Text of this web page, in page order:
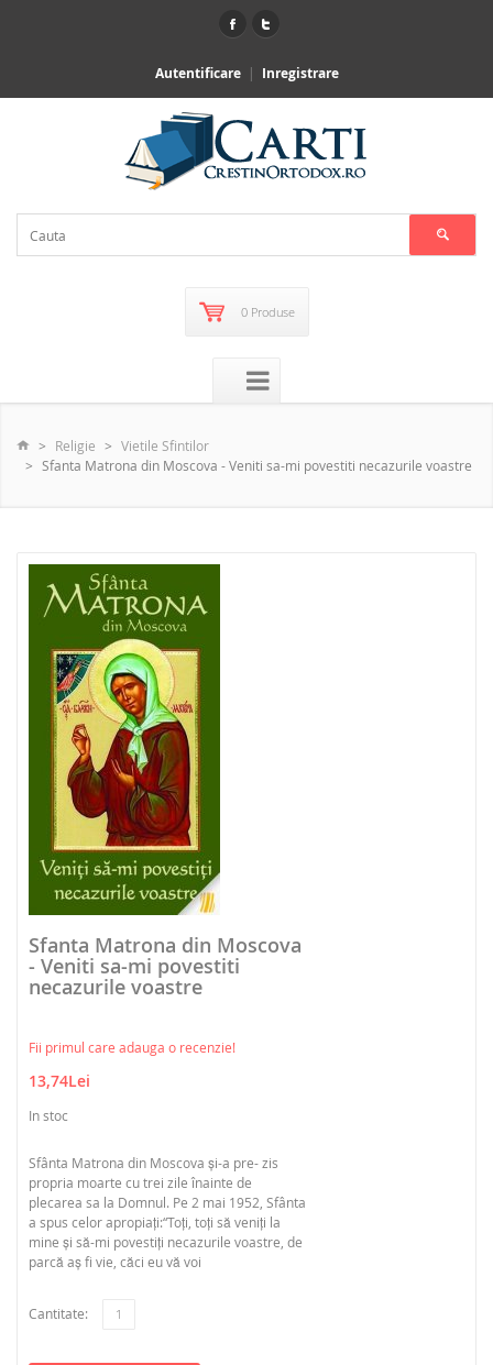
Autentificare Inregistrare
0 Produse
Religie
Vietile Sfintilor
Sfanta Matrona din Moscova - Veniti sa-mi povestiti necazurile voastre
Sfanta Matrona din Moscova
- Veniti sa-mi povestiti
necazurile voastre
Fii primul care adauga o recenzie!
13,74Lei
In stoc
Sfânta Matrona din Moscova și-a pre- zis
propria moarte cu trei zile înainte de
plecarea sa la Domnul. Pe 2 mai 1952, Sfânta
a spus celor apropiați:“Toți, toți să veniți la
mine și să-mi povestiți necazurile voastre, de
parcă aș fi vie, căci eu vă voi
Cantitate: